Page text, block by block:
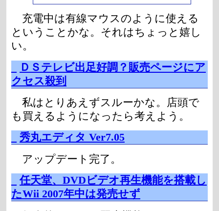
充電中は有線マウスのように使える
ということかな。それはちょっと嬉し
い。
ＤＳテレビ出足好調？販売ページにア
クセス殺到
私はとりあえずスルーかな。店頭で
も買えるようになったら考えよう。
秀丸エディタ Ver7.05
アップデート完了。
任天堂、DVDビデオ再生機能を搭載し
たWii 2007年中は発売せず